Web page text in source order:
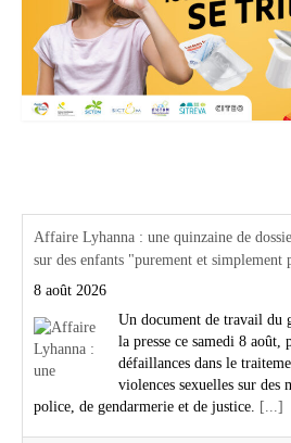
Affaire Lyhanna : une quinzaine de
sur des enfants "purement et simplement
8 août 2026
Un document de travail du
la presse ce samedi 8 août,
défaillances dans le
violences sexuelles sur des
police, de gendarmerie et de justice. [...]